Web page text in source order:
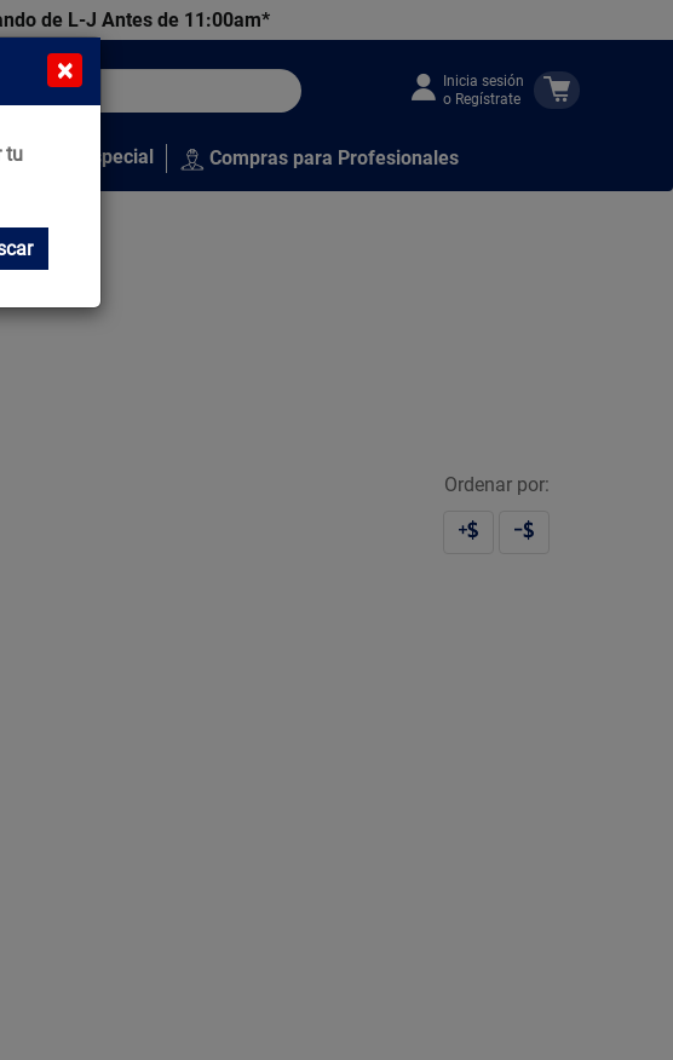
de L-J Antes de 11:00am*
Inicia sesión
o Regístrate
Venta Especial Compras para Profesionales
Ordenar por:
×
tu